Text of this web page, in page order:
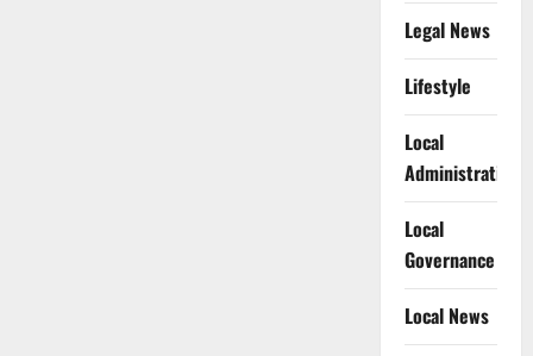
Legal News
Lifestyle
Local
Administration
Local
Governance
Local News